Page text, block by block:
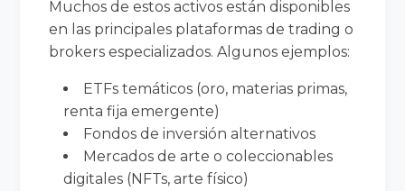
Muchos de estos activos están disponibles
en las principales plataformas de trading o
brokers especializados. Algunos ejemplos:
ETFs temáticos (oro, materias primas,
renta fija emergente)
Fondos de inversión alternativos
Mercados de arte o coleccionables
digitales (NFTs, arte físico)